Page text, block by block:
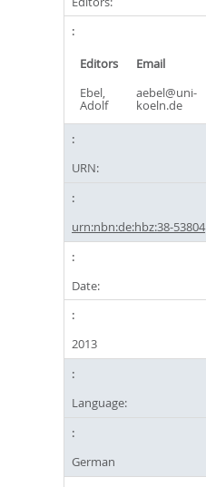
Editors Email
Ebel,
Adolf
aebel@uni-
koeln.de
URN:
urn:nbn:de:hbz:38-53804
Date:
2013
Language:
German